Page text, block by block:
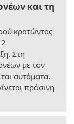
και τη
κρατώντας
Στη
με τον
αυτόματα.
πράσινη